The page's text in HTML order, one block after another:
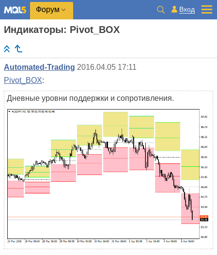
Форум Вход
Индикаторы: Pivot_BOX
Automated-Trading 2016.04.05 17:11
Pivot_BOX:
Дневные уровни поддержки и сопротивления.